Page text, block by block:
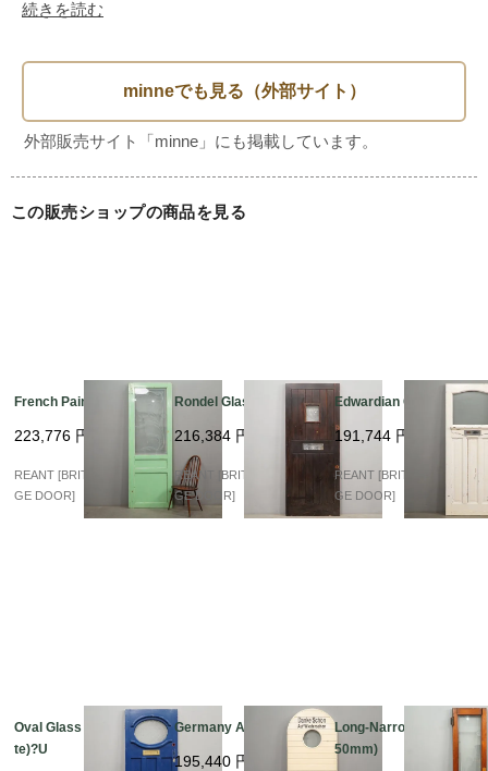
--------------------
【現状】
戸当り　：無
取手（ドアノブ・レバーハンドル）などの取付やドアの吊り
加工につきまして、お気軽にご相談ください。
※アンティークドアの為、表面に傷など年月の経過した歴史
続きを読む
この販売ショップの商品を見る
French Painting Glass
223,776 円
REANT [BRITISH VINTA
GE DOOR]
Rondel Glass Flont?U
216,384 円
REANT [BRITISH VINTA
GE DOOR]
Edwardian Glass?U
191,744 円
REANT [BRITISH VINTA
GE DOOR]
Oval Glass (Blue&Whi
te)?U
Germany Arch Glass
195,440 円
Long-Narrow (580×21
50mm)